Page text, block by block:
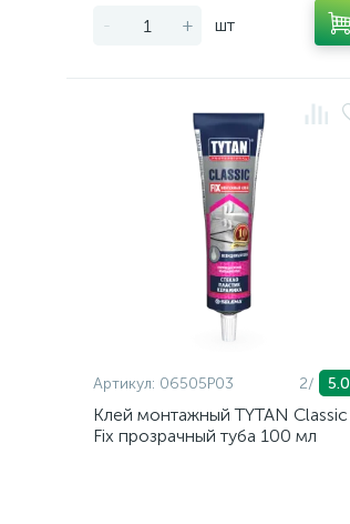
- + шт
Артикул: 06505P03 2/ 5.0
Клей монтажный TYTAN Classic
Fix прозрачный туба 100 мл